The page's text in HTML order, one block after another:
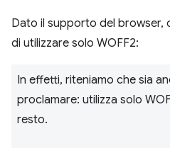
Dato il supporto del browser,
di utilizzare solo WOFF2:
In effetti, riteniamo che sia
proclamare: utilizza solo
resto.